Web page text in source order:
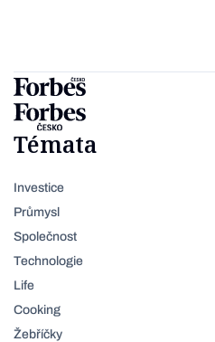
Témata
Investice
Průmysl
Společnost
Technologie
Life
Cooking
Žebříčky